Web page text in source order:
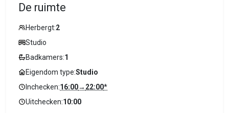
De ruimte
Herbergt:2
Studio
Badkamers:1
Eigendom type:Studio
Inchecken:16:00→ 22:00*
Uitchecken:10:00